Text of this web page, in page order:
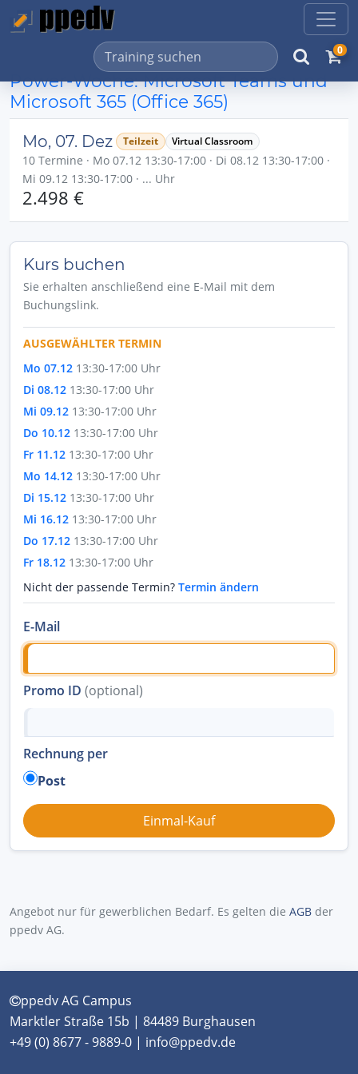
0
Power-Woche: Microsoft Teams und
Microsoft 365 (Office 365)
Mo, 07. Dez Teilzeit Virtual Classroom
10 Termine · Mo 07.12 13:30-17:00 · Di 08.12 13:30-17:00 ·
Mi 09.12 13:30-17:00 · ... Uhr
2.498 €
Kurs buchen
Sie erhalten anschließend eine E-Mail mit dem
Buchungslink.
AUSGEWÄHLTER TERMIN
Mo 07.12 13:30-17:00 Uhr
Di 08.12 13:30-17:00 Uhr
Mi 09.12 13:30-17:00 Uhr
Do 10.12 13:30-17:00 Uhr
Fr 11.12 13:30-17:00 Uhr
Mo 14.12 13:30-17:00 Uhr
Di 15.12 13:30-17:00 Uhr
Mi 16.12 13:30-17:00 Uhr
Do 17.12 13:30-17:00 Uhr
Fr 18.12 13:30-17:00 Uhr
Nicht der passende Termin? Termin ändern
E-Mail
Promo ID (optional)
Rechnung per
Post
Angebot nur für gewerblichen Bedarf. Es gelten die AGB der
ppedv AG.
ppedv AG Campus
Marktler Straße 15b | 84489 Burghausen
+49 (0) 8677 - 9889-0 | info@ppedv.de